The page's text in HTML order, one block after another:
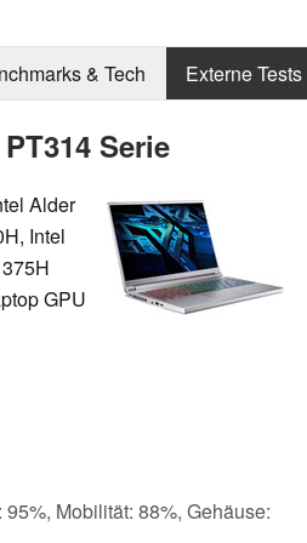
& Tech Externe Tests
Serie
Alder
Intel
GPU
Mobilität: 88%, Gehäuse: